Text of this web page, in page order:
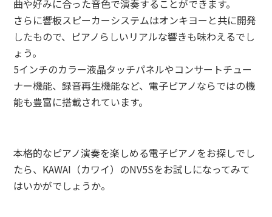
曲や好みに合った音色で演奏することができます。
さらに響板スピーカーシステムはオンキヨーと共に開発
したもので、ピアノらしいリアルな響きも味わえるでし
ょう。
5インチのカラー液晶タッチパネルやコンサートチュー
ナー機能、録音再生機能など、電子ピアノならではの機
能も豊富に搭載されています。
本格的なピアノ演奏を楽しめる電子ピアノをお探しでし
たら、KAWAI（カワイ）のNV5Sをお試しになってみて
はいかがでしょうか。